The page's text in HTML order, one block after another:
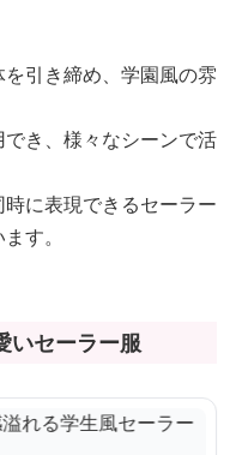
引き締め、学園風の雰
き、様々なシーンで活
に表現できるセーラー
す。
いセーラー服